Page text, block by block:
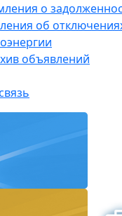
о
об
объявлений